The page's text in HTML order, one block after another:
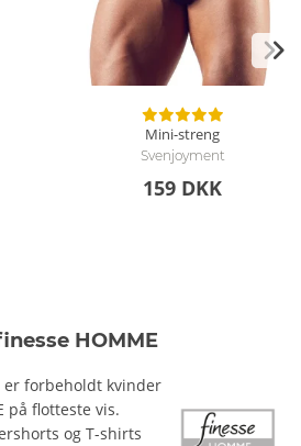
Mini-streng
Svenjoyment
159 DKK
HOMME
forbeholdt kvinder
på flotteste vis.
og T-shirts